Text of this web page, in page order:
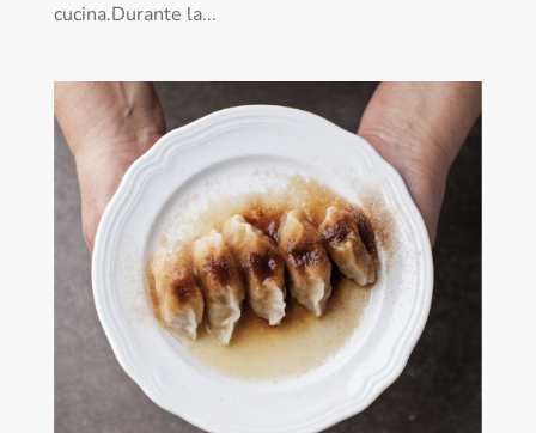
cucina.Durante la...